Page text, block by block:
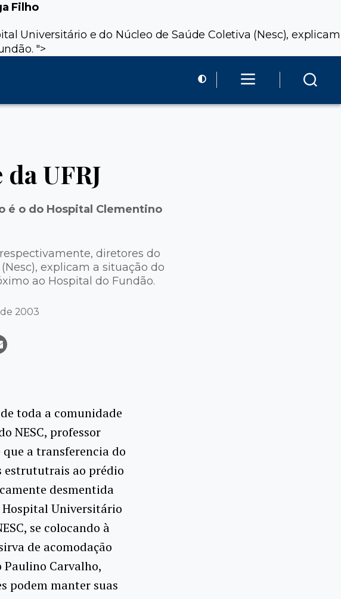
Filho
Universitário e do Núcleo de Saúde Coletiva (Nesc), explicam
">
UFRJ
é o do Hospital Clementino
diretores do
explicam a situação do
ao Hospital do Fundão.
2003
toda a comunidade
NESC, professor
a transferencia do
estrututrais ao prédio
desmentida
Universitário
se colocando à
de acomodação
Paulino Carvalho,
podem manter suas